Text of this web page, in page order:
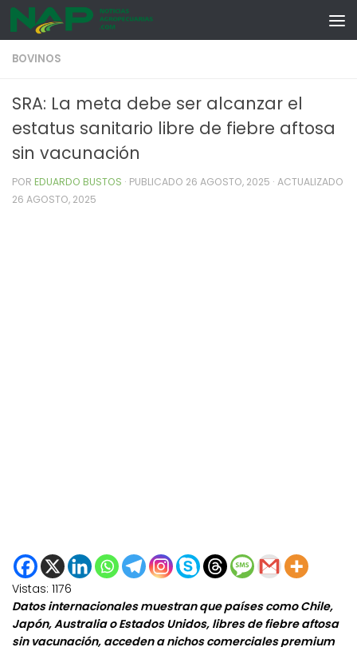
Skip to content
BOVINOS
SRA: La meta debe ser alcanzar el
estatus sanitario libre de fiebre aftosa
sin vacunación
POR EDUARDO BUSTOS · PUBLICADO 26 AGOSTO, 2025 · ACTUALIZADO
26 AGOSTO, 2025
Vistas: 1176
Datos internacionales muestran que países como Chile,
Japón, Australia o Estados Unidos, libres de fiebre aftosa
sin vacunación, acceden a nichos comerciales premium